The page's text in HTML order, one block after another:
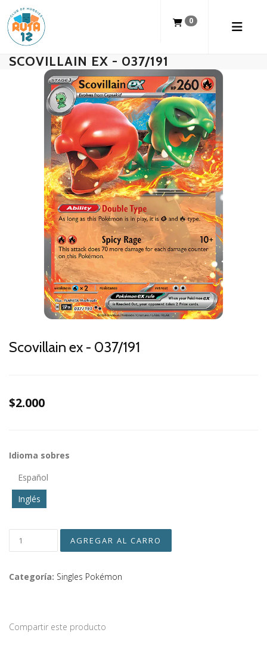
0
SCOVILLAIN EX - 037/191
Scovillain ex - 037/191
$2.000
Idioma sobres
Español
Inglés
Categoría: Singles Pokémon
Compartir este producto